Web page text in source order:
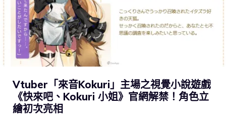
Vtuber「來音Kokuri」主場之視覺小說遊戲
《快來吧、Kokuri 小姐》官網解禁！角色立
繪初次亮相